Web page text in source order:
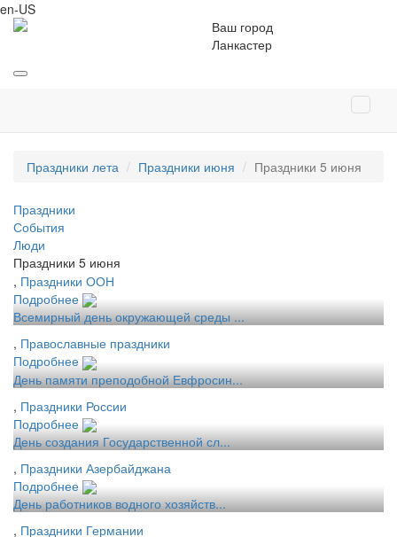
en-US
Ваш город
Ланкастер
Праздники лета Праздники июня Праздники 5 июня
Праздники
События
Люди
Праздники 5 июня
, Праздники ООН
Подробнее
Всемирный день окружающей среды ...
, Православные праздники
Подробнее
День памяти преподобной Евфросин...
, Праздники России
Подробнее
День создания Государственной сл...
, Праздники Азербайджана
Подробнее
День работников водного хозяйств...
, Праздники Германии